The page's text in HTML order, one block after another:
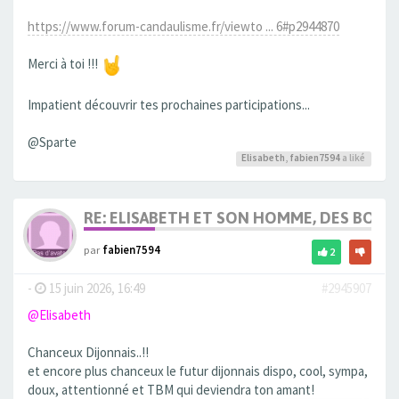
https://www.forum-candaulisme.fr/viewto ... 6#p2944870
Merci à toi !!!
Impatient découvrir tes prochaines participations...
@Sparte
Elisabeth, fabien7594 a liké
RE: ELISABETH ET SON HOMME, DES
parfabien7594 2
- 15 juin 2026, 16:49
#2945907
@Elisabeth
Chanceux Dijonnais..!!
et encore plus chanceux le futur dijonnais dispo, cool, sympa,
doux, attentionné et TBM qui deviendra ton amant!